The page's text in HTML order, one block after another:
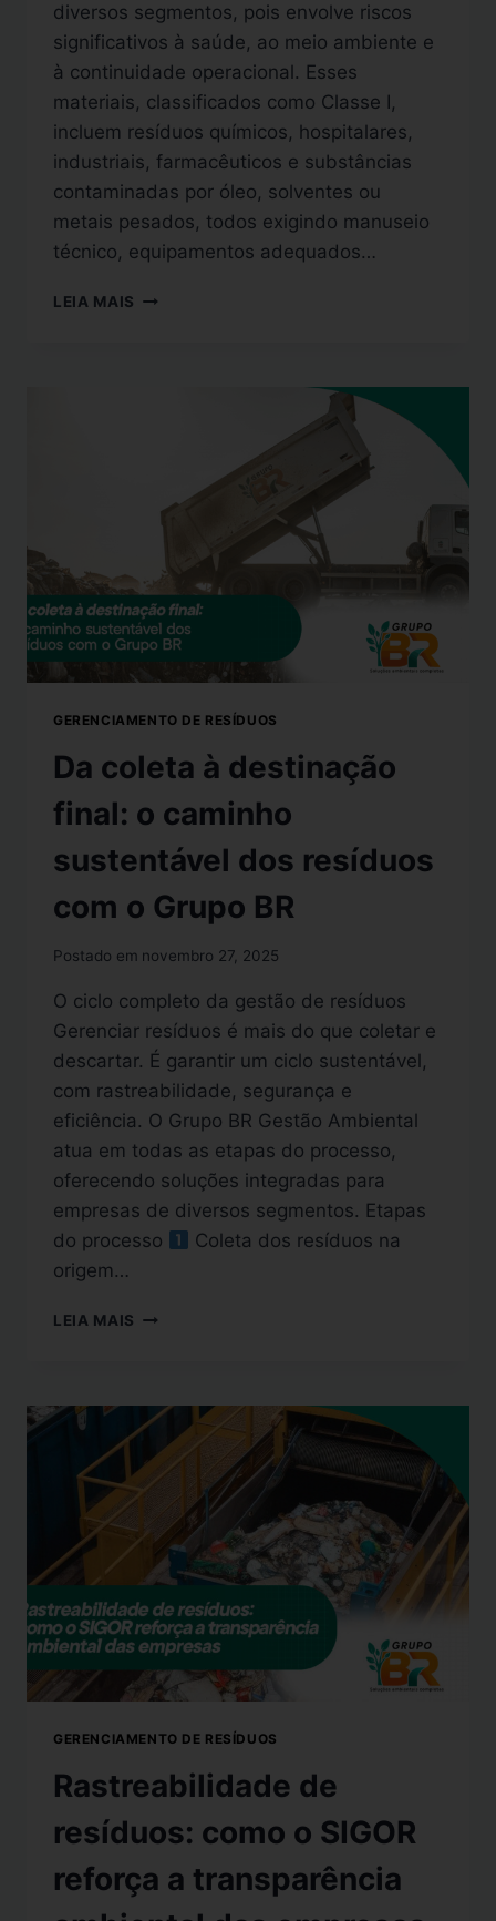
diversos segmentos, pois envolve riscos
significativos à saúde, ao meio ambiente e
à continuidade operacional. Esses
materiais, classificados como Classe I,
incluem resíduos químicos, hospitalares,
industriais, farmacêuticos e substâncias
contaminadas por óleo, solventes ou
metais pesados, todos exigindo manuseio
técnico, equipamentos adequados…
LEIA MAIS
GERENCIAMENTO DE RESÍDUOS
Da coleta à destinação
final: o caminho
sustentável dos resíduos
com o Grupo BR
Postado em novembro 27, 2025
O ciclo completo da gestão de resíduos
Gerenciar resíduos é mais do que coletar e
descartar. É garantir um ciclo sustentável,
com rastreabilidade, segurança e
eficiência. O Grupo BR Gestão Ambiental
atua em todas as etapas do processo,
oferecendo soluções integradas para
empresas de diversos segmentos. Etapas
do processo
Coleta dos resíduos na
origem…
LEIA MAIS
GERENCIAMENTO DE RESÍDUOS
Rastreabilidade de
resíduos: como o SIGOR
reforça a transparência